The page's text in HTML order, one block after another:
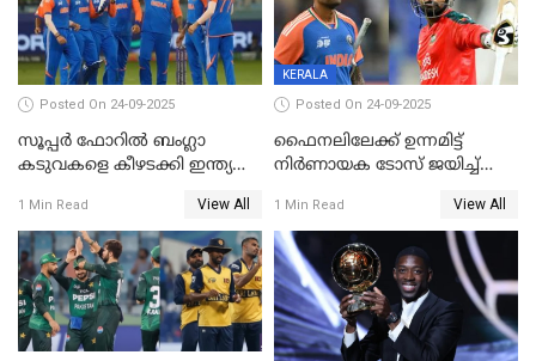
Posted On 24-09-2025
സൂപ്പർ ഫോറിൽ ബംഗ്ലാ
കടുവകളെ കീഴടക്കി ഇന്ത്യ
1 Min Read View All
KERALA
Posted On 24-09-2025
ഫൈനലിലേക്ക് ഉന്നമിട്ട്
നിര്‍ണായക ടോസ് ജയിച്ച്
ഇന്ത്യയ്ക്ക് ബാറ്റിംഗ്
1 Min Read View All